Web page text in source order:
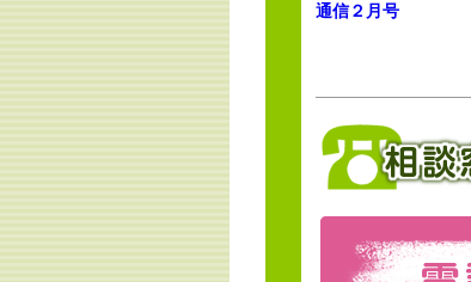
通信２月号